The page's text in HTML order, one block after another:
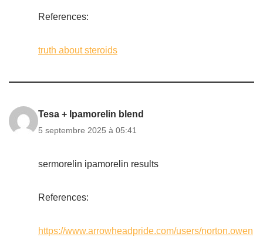
References:
truth about steroids
Tesa + Ipamorelin blend
5 septembre 2025 à 05:41
sermorelin ipamorelin results
References:
https://www.arrowheadpride.com/users/norton.owen